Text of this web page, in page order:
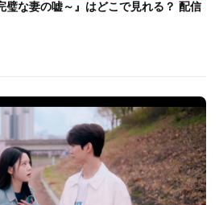
璧な妻の嘘～』はどこで見れる？ 配信